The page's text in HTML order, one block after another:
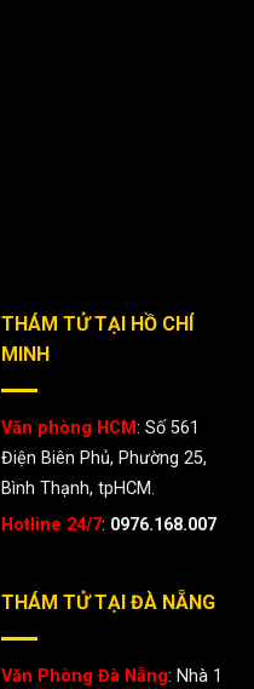
THÁM TỬ TẠI HỒ CHÍ
MINH
Văn phòng HCM: Số 561
Điện Biên Phủ, Phường 25,
Bình Thạnh, tpHCM.
Hotline 24/7: 0976.168.007
THÁM TỬ TẠI ĐÀ NẴNG
Văn Phòng Đà Nẵng: Nhà 1